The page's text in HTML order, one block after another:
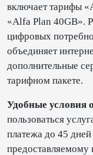
включает тарифы
«Alfa Plan 40GB».
цифровых
объединяет
дополнительные
тарифном пакете.
Удобные условия
пользоваться
платежа до 45
предоставляемому